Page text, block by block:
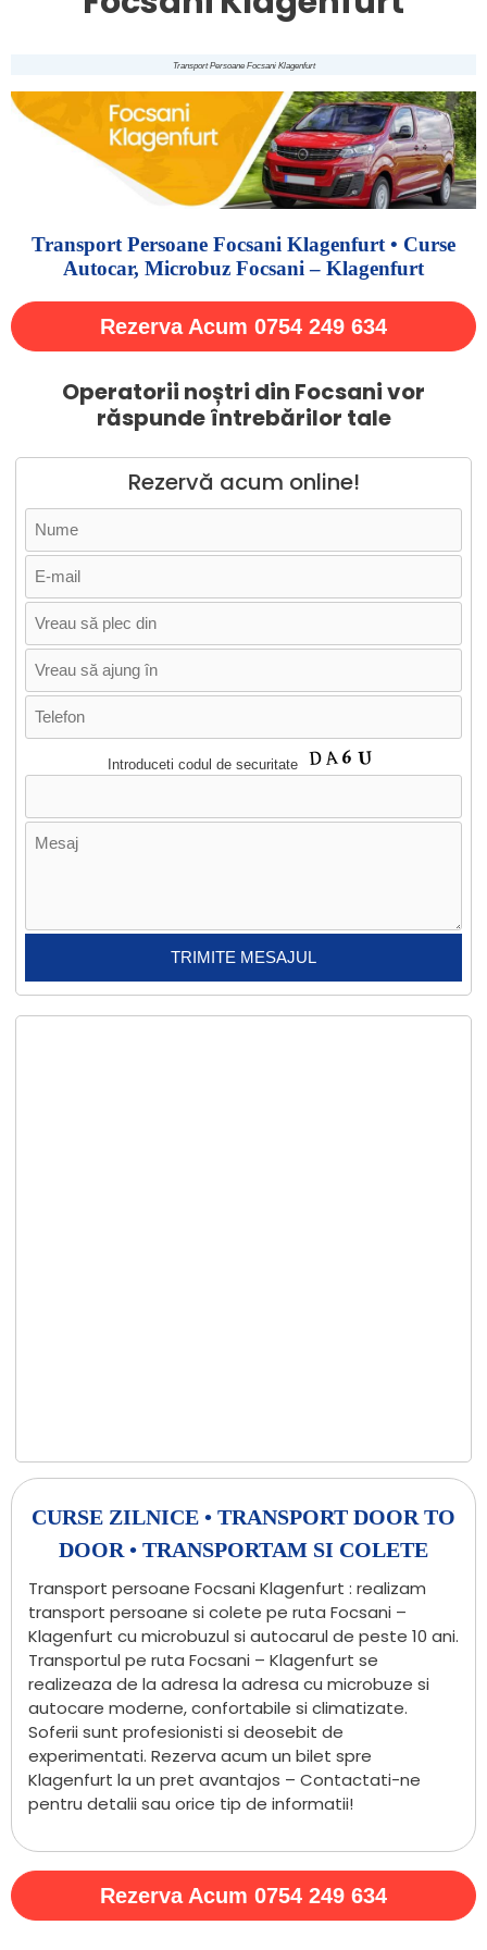
Transport Persoane Focsani Klagenfurt
Transport Persoane Focsani Klagenfurt • Curse
Autocar, Microbuz Focsani – Klagenfurt
Rezerva Acum 0754 249 634
Operatorii noștri din Focsani vor
răspunde întrebărilor tale
Rezervă acum online!
Introduceti codul de securitate
CURSE ZILNICE • TRANSPORT DOOR TO
DOOR • TRANSPORTAM SI COLETE
Transport persoane Focsani Klagenfurt : realizam
transport persoane si colete pe ruta Focsani –
Klagenfurt cu microbuzul si autocarul de peste 10 ani.
Transportul pe ruta Focsani – Klagenfurt se
realizeaza de la adresa la adresa cu microbuze si
autocare moderne, confortabile si climatizate.
Soferii sunt profesionisti si deosebit de
experimentati. Rezerva acum un bilet spre
Klagenfurt la un pret avantajos – Contactati-ne
pentru detalii sau orice tip de informatii!
Rezerva Acum 0754 249 634